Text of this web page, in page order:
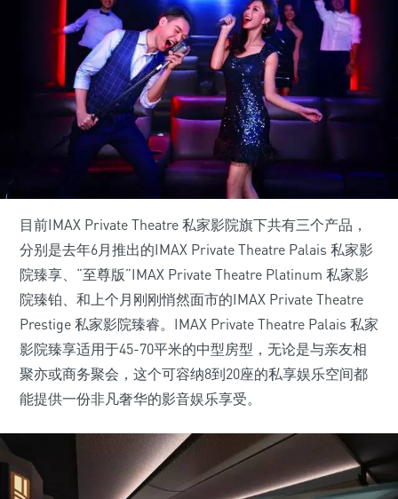
目前IMAX Private Theatre 私家影院旗下共有三个产品，
分别是去年6月推出的IMAX Private Theatre Palais 私家影
院臻享、“至尊版”IMAX Private Theatre Platinum 私家影
院臻铂、和上个月刚刚悄然面市的IMAX Private Theatre
Prestige 私家影院臻睿。IMAX Private Theatre Palais 私家
影院臻享适用于45-70平米的中型房型，无论是与亲友相
聚亦或商务聚会，这个可容纳8到20座的私享娱乐空间都
能提供一份非凡奢华的影音娱乐享受。